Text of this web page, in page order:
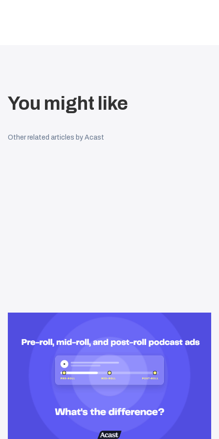
You might like
Other related articles by Acast
roll em podcast: qual a diferença?
Anúncios pre-roll, mid-roll e post-roll em podcast explicados:
como cada posicionamento funciona, quanto custa e qual se
encaixa no objetivo da sua campanha.